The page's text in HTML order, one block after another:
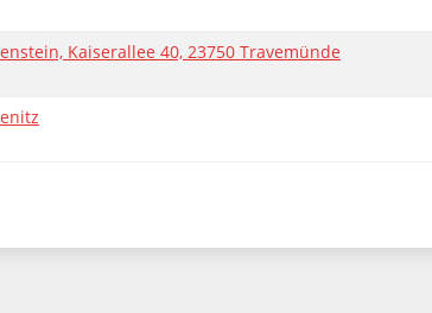
Kaiserallee 40, 23750 Travemünde